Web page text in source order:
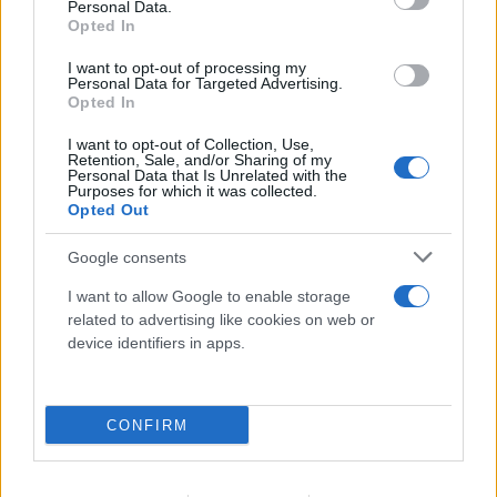
Personal Data.
Opted In
I want to opt-out of processing my
Personal Data for Targeted Advertising.
Opted In
I want to opt-out of Collection, Use,
Retention, Sale, and/or Sharing of my
Personal Data that Is Unrelated with the
Purposes for which it was collected.
Opted Out
Google consents
I want to allow Google to enable storage
related to advertising like cookies on web or
device identifiers in apps.
CONFIRM
Το τέλος στελεχών του ΣΚΑΪ: Το χρονικό ενός
προαναγγελθέντος «θανάτου» με σφραγίδα Γιάννη
Αλαφούζου